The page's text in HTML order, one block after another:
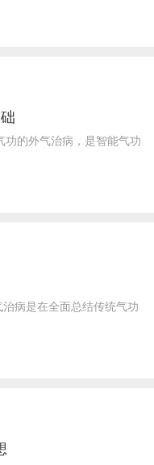
功的外气治病，是智能气功
病是在全面总结传统气功